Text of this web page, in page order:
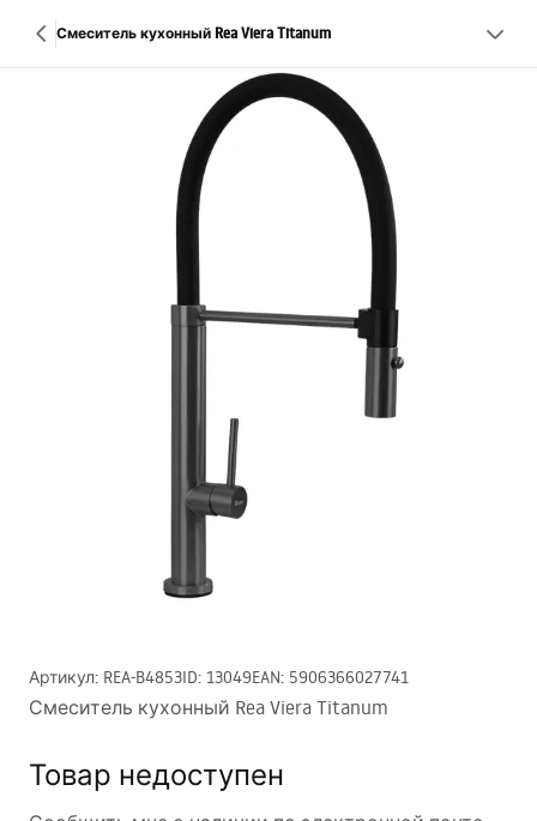
Смеситель кухонный Rea Viera Titanum
Артикул: REA-B4853ID: 13049EAN: 5906366027741
Смеситель кухонный Rea Viera Titanum
Товар недоступен